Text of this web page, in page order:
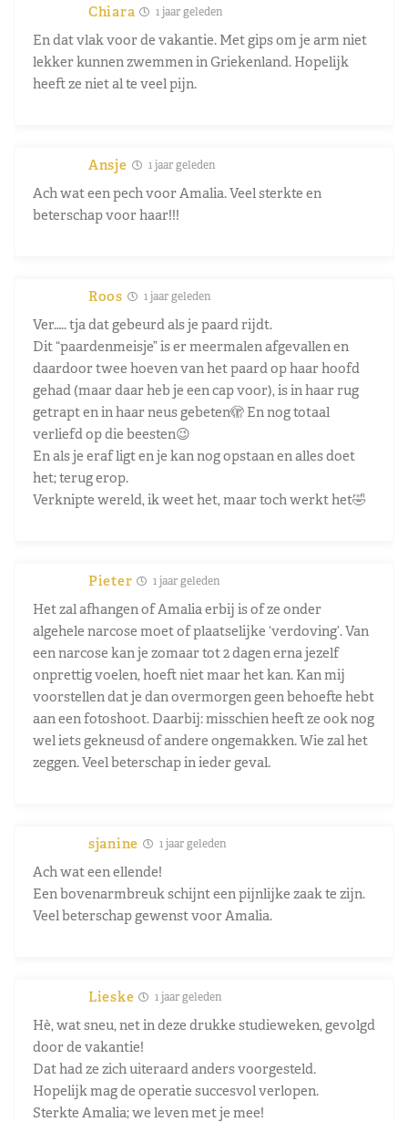
Chiara 1 jaar geleden
En dat vlak voor de vakantie. Met gips om je arm niet
lekker kunnen zwemmen in Griekenland. Hopelijk
heeft ze niet al te veel pijn.
Ansje 1 jaar geleden
Ach wat een pech voor Amalia. Veel sterkte en
beterschap voor haar!!!
Roos 1 jaar geleden
Ver….. tja dat gebeurd als je paard rijdt.
Dit “paardenmeisje” is er meermalen afgevallen en
daardoor twee hoeven van het paard op haar hoofd
gehad (maar daar heb je een cap voor), is in haar rug
getrapt en in haar neus gebeten🫣 En nog totaal
verliefd op die beesten😉
En als je eraf ligt en je kan nog opstaan en alles doet
het; terug erop.
Verknipte wereld, ik weet het, maar toch werkt het🤣
Pieter 1 jaar geleden
Het zal afhangen of Amalia erbij is of ze onder
algehele narcose moet of plaatselijke ‘verdoving’. Van
een narcose kan je zomaar tot 2 dagen erna jezelf
onprettig voelen, hoeft niet maar het kan. Kan mij
voorstellen dat je dan overmorgen geen behoefte hebt
aan een fotoshoot. Daarbij: misschien heeft ze ook nog
wel iets gekneusd of andere ongemakken. Wie zal het
zeggen. Veel beterschap in ieder geval.
sjanine 1 jaar geleden
Ach wat een ellende!
Een bovenarmbreuk schijnt een pijnlijke zaak te zijn.
Veel beterschap gewenst voor Amalia.
Lieske 1 jaar geleden
Hè, wat sneu, net in deze drukke studieweken, gevolgd
door de vakantie!
Dat had ze zich uiteraard anders voorgesteld.
Hopelijk mag de operatie succesvol verlopen.
Sterkte Amalia; we leven met je mee!